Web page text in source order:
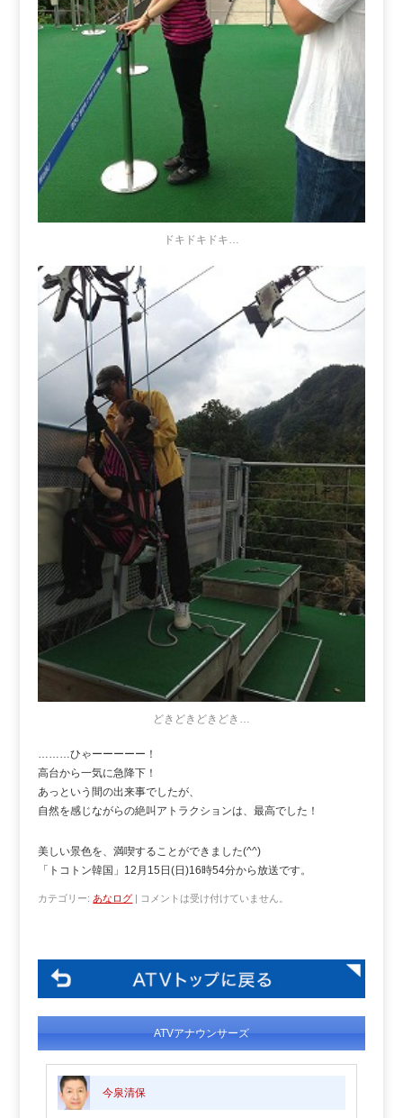
ドキドキドキ…
どきどきどきどき…
………ひゃーーーーー！
高台から一気に急降下！
あっという間の出来事でしたが、
自然を感じながらの絶叫アトラクションは、最高でした！
美しい景色を、満喫することができました(^^)
「トコトン韓国」12月15日(日)16時54分から放送です。
カテゴリー: あなログ | コメントは受け付けていません。
ATVアナウンサーズ
今泉清保